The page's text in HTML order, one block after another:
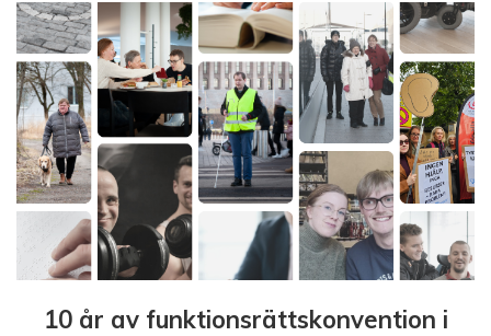
10 år av funktionsrättskonvention i